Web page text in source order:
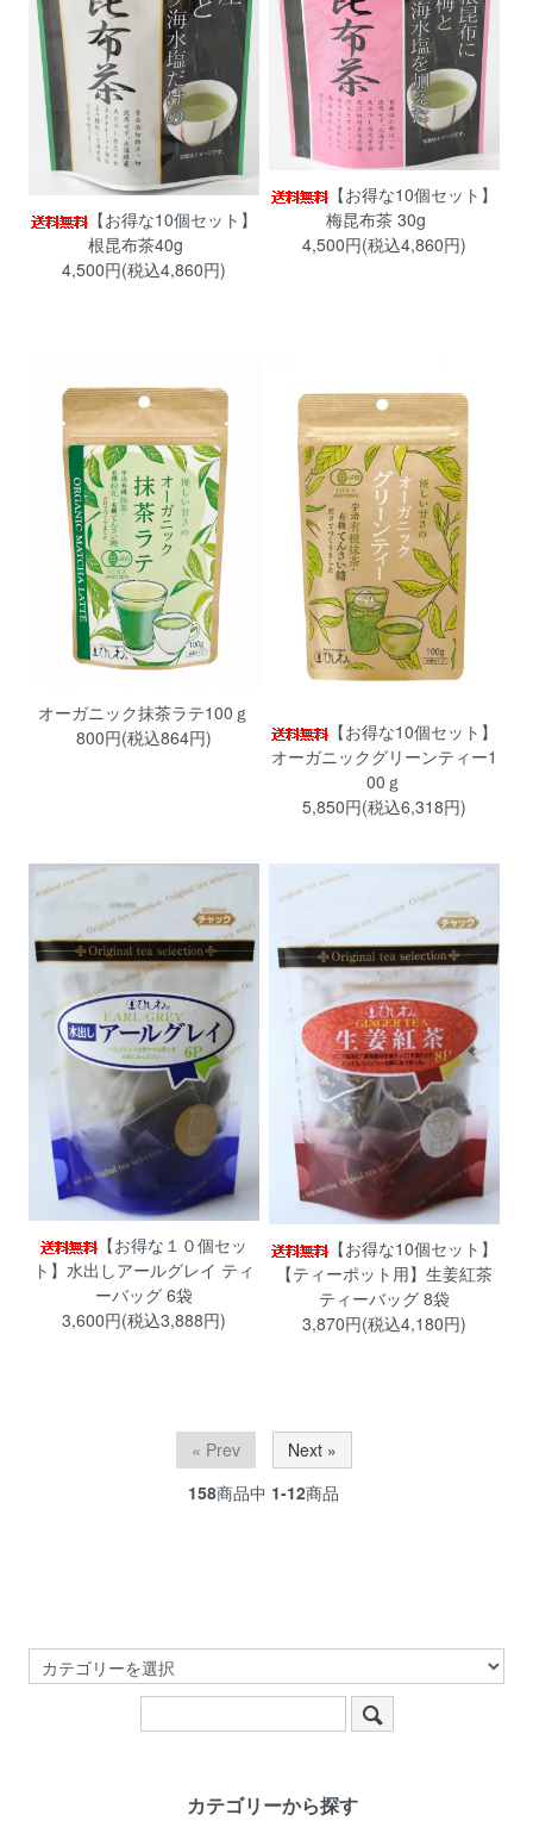
【お得な10個セット】
根昆布茶40g
4,500円(税込4,860円)
【お得な10個セット】
梅昆布茶 30g
4,500円(税込4,860円)
オーガニック抹茶ラテ100ｇ
800円(税込864円)
【お得な10個セット】
オーガニックグリーンティー1
00ｇ
5,850円(税込6,318円)
【お得な１０個セッ
ト】水出しアールグレイ ティ
ーバッグ 6袋
3,600円(税込3,888円)
【お得な10個セット】
【ティーポット用】生姜紅茶
ティーバッグ 8袋
3,870円(税込4,180円)
« Prev
Next »
158商品中 1-12商品
カテゴリーから探す